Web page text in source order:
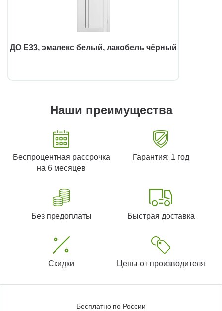
ДО E33, эмалекс белый, лакобель чёрный
Наши преимущества
Беспроцентная рассрочка
на 6 месяцев
Гарантия: 1 год
Без предоплаты Быстрая доставка
Скидки Цены от производителя
Бесплатно по России